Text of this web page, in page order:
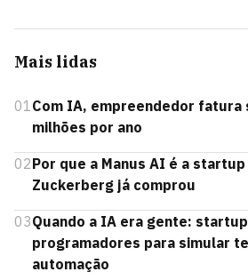
Mais lidas
01Com IA, empreendedor fatura
milhões por ano
02Por que a Manus AI é a
Zuckerberg já comprou
03Quando a IA era gente:
programadores para simular
automação